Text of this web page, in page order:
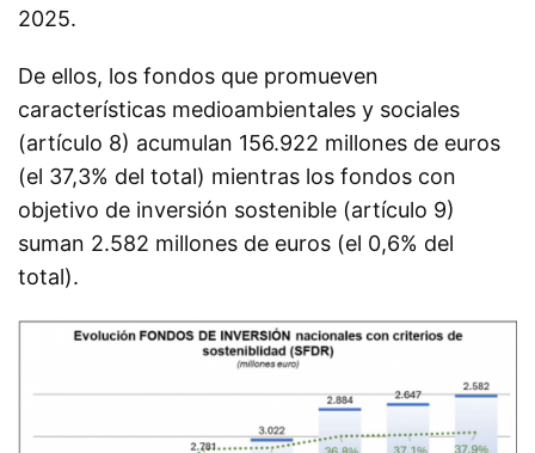
2025.
De ellos, los fondos que promueven
características medioambientales y sociales
(artículo 8) acumulan 156.922 millones de euros
(el 37,3% del total) mientras los fondos con
objetivo de inversión sostenible (artículo 9)
suman 2.582 millones de euros (el 0,6% del
total).